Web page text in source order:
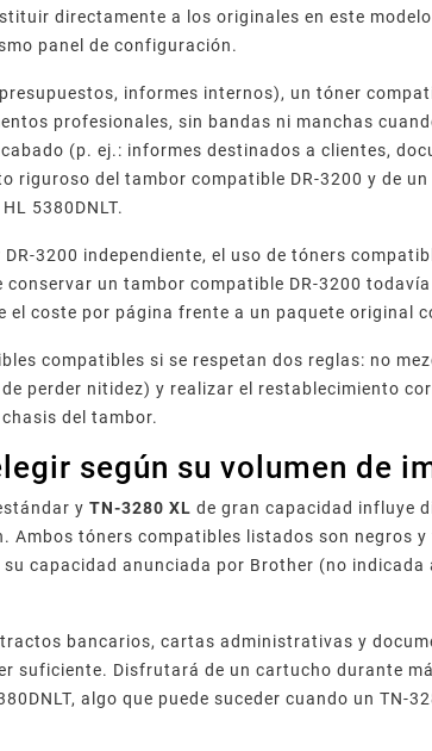
directamente a los originales en este
panel de configuración.
informes internos), un tóner
profesionales, sin bandas ni manchas
(p. ej.: informes destinados a clientes,
riguroso del tambor compatible DR-3200 y de
5380DNLT.
3200 independiente, el uso de tóners
un tambor compatible DR-3200
el coste por página frente a un paquete original
compatibles si se respetan dos reglas: no
perder nitidez) y realizar el restablecimiento
del tambor.
según su volumen de
yTN-3280 XL de gran capacidad influye
Ambos tóners compatibles listados son negros
capacidad anunciada por Brother (no indicada
bancarios, cartas administrativas y
suficiente. Disfrutará de un cartucho durante
algo que puede suceder cuando un TN-